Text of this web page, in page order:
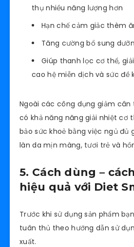
thụ nhiều năng lượng hơn
Hạn chế cảm giảc thèm
Tăng cường bổ sung
Giúp thanh lọc cơ thể,
cao hệ miễn dịch và sức đề
Ngoài các công dụng giảm
có khả năng năng giải nhiệt cơ
bảo sức khoẻ bằng việc ngủ đủ
làn da mịn màng, tươi trẻ và
5. Cách dùng –
hiệu quả với Diet
Trước khi sử dụng sản phẩm
tuân thủ theo hướng dẫn sử
xuất.